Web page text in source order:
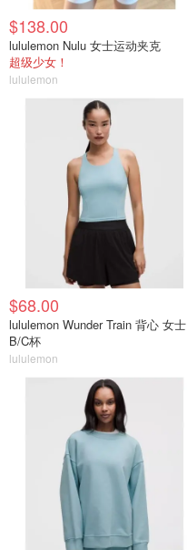
$138.00
lululemon Nulu 女士运动夹克
超级少女！
lululemon
$68.00
lululemon Wunder Train 背心 女士
B/C杯
lululemon